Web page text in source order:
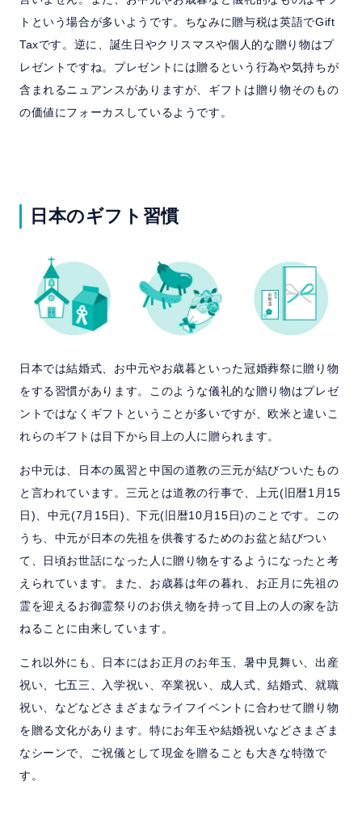
トという場合が多いようです。ちなみに贈与税は英語でGift
Taxです。逆に、誕生日やクリスマスや個人的な贈り物はプ
レゼントですね。プレゼントには贈るという行為や気持ちが
含まれるニュアンスがありますが、ギフトは贈り物そのもの
の価値にフォーカスしているようです。
日本のギフト習慣
日本では結婚式、お中元やお歳暮といった冠婚葬祭に贈り物
をする習慣があります。このような儀礼的な贈り物はプレゼ
ントではなくギフトということが多いですが、欧米と違いこ
れらのギフトは目下から目上の人に贈られます。
お中元は、日本の風習と中国の道教の三元が結びついたもの
と言われています。三元とは道教の行事で、上元(旧暦1月15
日)、中元(7月15日)、下元(旧暦10月15日)のことです。この
うち、中元が日本の先祖を供養するためのお盆と結びつい
て、日頃お世話になった人に贈り物をするようになったと考
えられています。また、お歳暮は年の暮れ、お正月に先祖の
霊を迎えるお御霊祭りのお供え物を持って目上の人の家を訪
ねることに由来しています。
これ以外にも、日本にはお正月のお年玉、暑中見舞い、出産
祝い、七五三、入学祝い、卒業祝い、成人式、結婚式、就職
祝い、などなどさまざまなライフイベントに合わせて贈り物
を贈る文化があります。特にお年玉や結婚祝いなどさまざま
なシーンで、ご祝儀として現金を贈ることも大きな特徴で
す。